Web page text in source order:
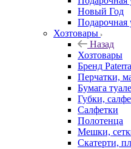
Новый Год
Подарочная
Хозтовары
Назад
Хозтовары
Бренд Paterra
Перчатки,
Бумага
Губки,
Салфетки
Полотенца
Мешки,
Скатерти,